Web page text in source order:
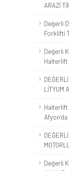
ARAZİ
Değerli
Forklifti
Değerli
Halterlift
LİTYUM
Halterlift
Değerli